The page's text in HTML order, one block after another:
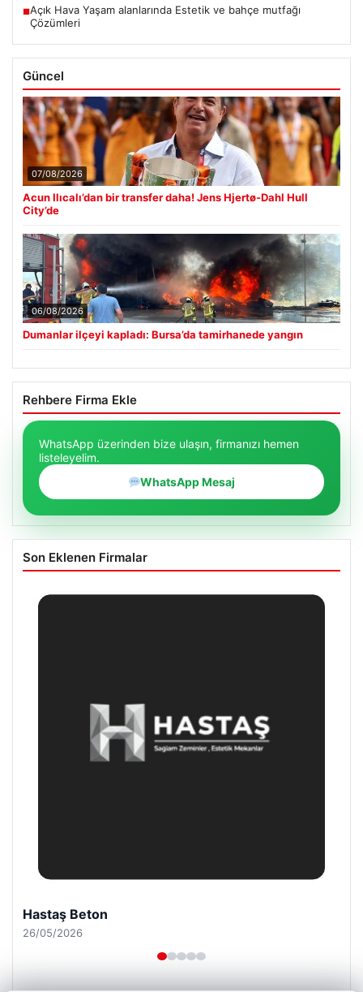
■Açık Hava Yaşam alanlarında Estetik ve bahçe mutfağı
Çözümleri
Güncel
07/08/2026
Acun Ilıcalı’dan bir transfer daha! Jens Hjertø-Dahl Hull
City’de
06/08/2026
Dumanlar ilçeyi kapladı: Bursa’da tamirhanede yangın
Rehbere Firma Ekle
WhatsApp üzerinden bize ulaşın, firmanızı hemen
listeleyelim.
WhatsApp Mesaj
Son Eklenen Firmalar
Enes Kaplan Avukatlık Bürosu
28/04/2026